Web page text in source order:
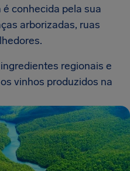
conhecida pela sua
arborizadas, ruas
regionais e
vinhos produzidos na